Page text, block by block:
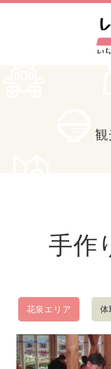
観
手作
花泉エリア 体